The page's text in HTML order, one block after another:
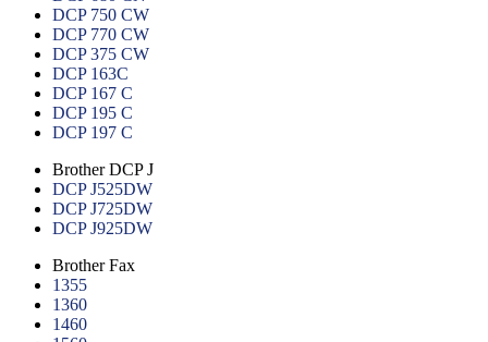
DCP 750 CW
DCP 770 CW
DCP 375 CW
DCP 163C
DCP 167 C
DCP 195 C
DCP 197 C
Brother DCP J
DCP J525DW
DCP J725DW
DCP J925DW
Brother Fax
1355
1360
1460